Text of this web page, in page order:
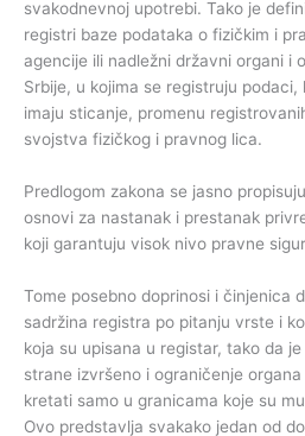
svakodnevnoj upotrebi. Tako je
registri baze podataka o fizičkim i
agencije ili nadležni državni organi i
Srbije, u kojima se registruju
imaju sticanje, promenu
svojstva fizičkog i pravnog lica.
Predlogom zakona se jasno
osnovi za nastanak i prestanak
koji garantuju visok nivo pravne
Tome posebno doprinosi i činjenica
sadržina registra po pitanju vrste i
koja su upisana u registar, tako da
strane izvršeno i ograničenje
kretati samo u granicama koje su
Ovo predstavlja svakako jedan od